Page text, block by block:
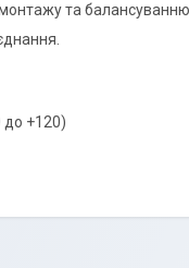
та балансуванню
до +120)